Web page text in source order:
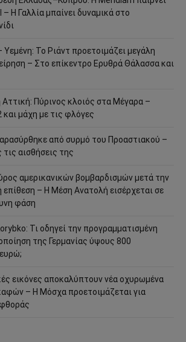
– Η Γαλλία μπαίνει δυναμικά στο
Υεμένη: Το Ριάντ προετοιμάζει μεγάλη
– Στο επίκεντρο Ερυθρά Θάλασσα και
Πύρινος κλοιός στα Μέγαρα –
και μάχη με τις φλόγες
από συρμό του Προαστιακού –
αισθήσεις της
αμερικανικών βομβαρδισμών μετά την
επίθεση – Η Μέση Ανατολή εισέρχεται σε
φάση
Τι οδηγεί την προγραμματισμένη
της Γερμανίας ύψους 800
εικόνες αποκαλύπτουν νέα οχυρωμένα
– Η Μόσχα προετοιμάζεται για